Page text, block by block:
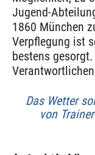
Jugend-
1860 München
Verpflegung ist
bestens
Das Wetter
von